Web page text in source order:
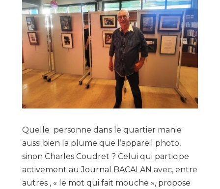
Quelle personne dans le quartier manie
aussi bien la plume que l’appareil photo,
sinon Charles Coudret ? Celui qui participe
activement au Journal BACALAN avec, entre
autres , « le mot qui fait mouche », propose